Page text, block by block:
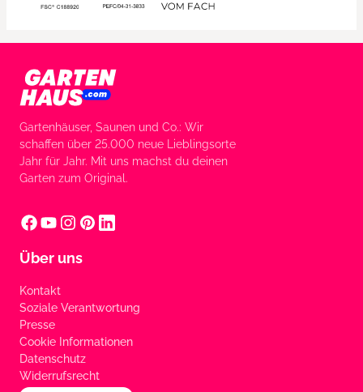
Gartenhäuser, Saunen und Co.: Wir
schaffen über 25.000 neue Lieblingsorte
Jahr für Jahr. Mit uns machst du deinen
Garten zum Original.
Über uns
Kontakt
Soziale Verantwortung
Presse
Cookie Informationen
Datenschutz
Widerrufsrecht